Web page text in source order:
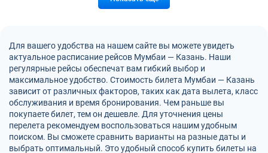
Для вашего удобства на нашем сайте вы можете увидеть
актуальное расписание рейсов Мумбаи — Казань. Наши
регулярные рейсы обеспечат вам гибкий выбор и
максимальное удобство. Стоимость билета Мумбаи — Казань
зависит от различных факторов, таких как дата вылета, класс
обслуживания и время бронирования. Чем раньше вы
покупаете билет, тем он дешевле. Для уточнения цены
перелета рекомендуем воспользоваться нашим удобным
поиском. Вы сможете сравнить варианты на разные даты и
выбрать оптимальный. Это удобный способ купить билеты на